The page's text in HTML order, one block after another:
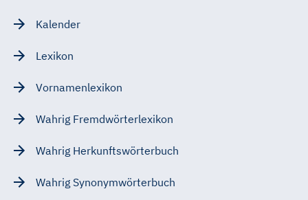
Kalender
Lexikon
Vornamenlexikon
Wahrig Fremdwörterlexikon
Wahrig Herkunftswörterbuch
Wahrig Synonymwörterbuch